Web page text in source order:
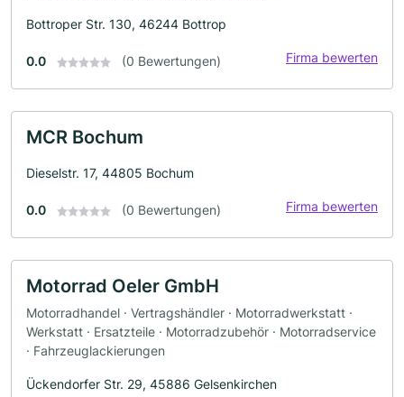
Bottroper Str. 130, 46244 Bottrop
0.0 (0 Bewertungen) Firma bewerten
MCR Bochum
Dieselstr. 17, 44805 Bochum
0.0 (0 Bewertungen) Firma bewerten
Motorrad Oeler GmbH
Motorradhandel · Vertragshändler · Motorradwerkstatt ·
Werkstatt · Ersatzteile · Motorradzubehör · Motorradservice
· Fahrzeuglackierungen
Ückendorfer Str. 29, 45886 Gelsenkirchen